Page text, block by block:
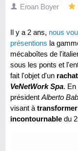
Eroan Boyer
Il y a 2 ans, nous
présentions la
mécaboîtes de
sous les ponts et
fait l'objet d'un
VeNetWork Spa. En
président Alberto
visant à
incontournable du